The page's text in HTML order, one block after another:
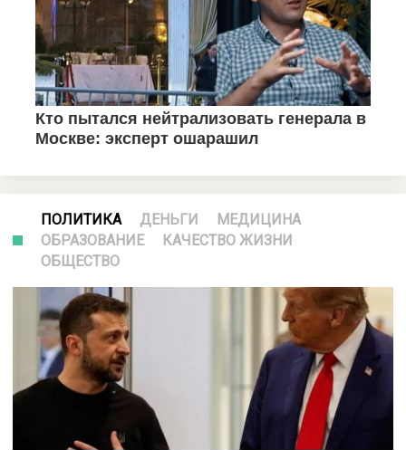
ПОЛИТИКА ДЕНЬГИ
МЕДИЦИНА
ОБРАЗОВАНИЕ
КАЧЕСТВО ЖИЗНИ
ОБЩЕСТВО